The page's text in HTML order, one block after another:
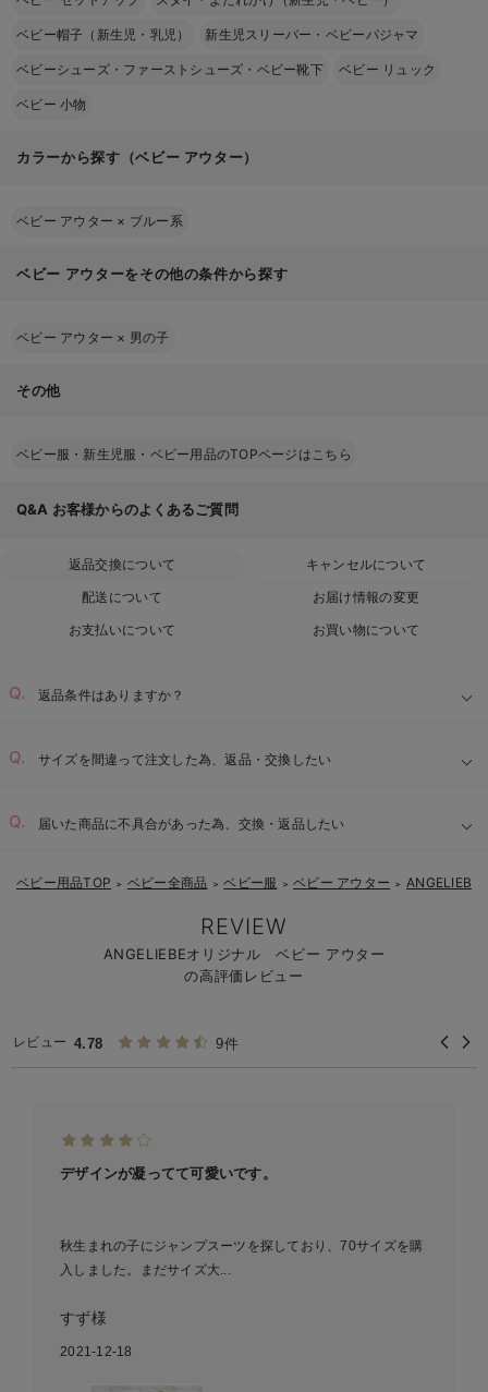
ベビー帽子（新生児・乳児） 新生児スリーパー・ベビーパジャマ
ベビーシューズ・ファーストシューズ・ベビー靴下 ベビー リュック
ベビー 小物
カラーから探す（ベビー アウター）
ベビー アウター × ブルー系
ベビー アウターをその他の条件から探す
ベビー アウター × 男の子
その他
ベビー服・新生児服・ベビー用品のTOPページはこちら
Q&A お客様からのよくあるご質問
返品交換について
キャンセルについて
配送について
お届け情報の変更
お支払いについて
お買い物について
返品条件はありますか？
サイズを間違って注文した為、返品・交換したい
届いた商品に不具合があった為、交換・返品したい
ベビー用品TOP ＞ ベビー全商品 ＞ ベビー服 ＞ ベビー アウター ＞ ANGELIEBE
REVIEW
ANGELIEBEオリジナル ベビー アウター
の高評価レビュー
レビュー 4.78 9件
デザインが凝ってて可愛いです。
秋生まれの子にジャンプスーツを探しており、70サイズを購
入しました。まだサイズ大...
すず様
2021-12-18